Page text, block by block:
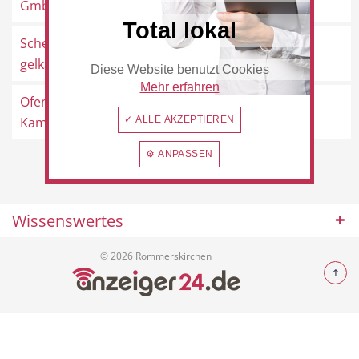
Beauty & Wellness Auto
Handwerk Sport & Freizeit
Dienstleistungen
GmbH
Schenk,
gelkamine.de
Maternusstraße 29, 41569
Rommerskirchen
Ofenstudio Lugt -
Kaminöfen und ...
Rommerskirchen
Wissenswertes
© 2026 Rommerskirchen
Total lokal
Diese Website benutzt Cookies
Mehr erfahren
✓ ALLE AKZEPTIEREN
⚙ ANPASSEN